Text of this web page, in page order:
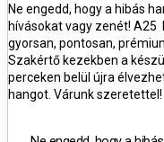
Ne engedd, hogy a hibás
hívásokat vagy zenét! A25
gyorsan, pontosan,
Szakértő kezekben a
perceken belül újra
hangot. Várunk szeretettel!